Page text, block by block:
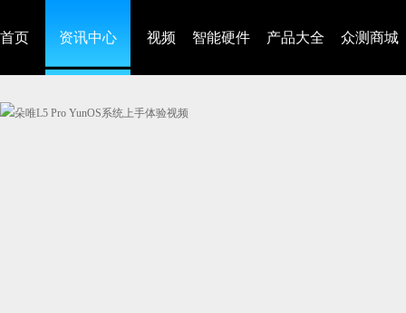
首页 资讯中心 视频 智能硬件 产品大全 众测商城